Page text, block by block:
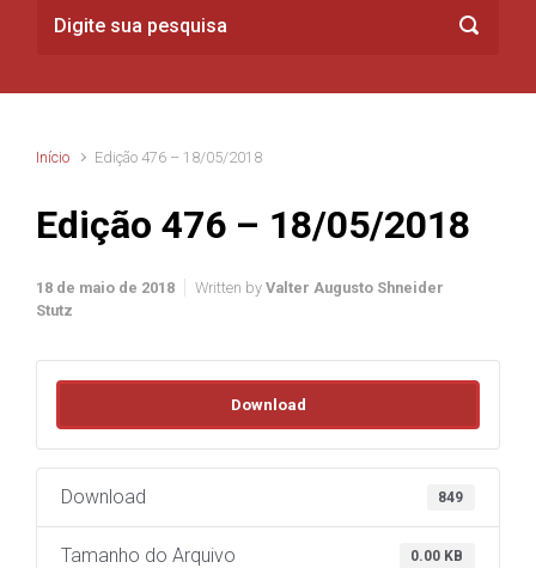
Início Edição 476 – 18/05/2018
Edição 476 – 18/05/2018
18 de maio de 2018 Written by Valter Augusto Shneider
Stutz
Download
Download 849
Tamanho do Arquivo 0.00 KB